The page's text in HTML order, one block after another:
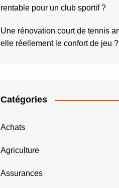
rentable pour un club sportif ?
Une rénovation court de tennis
elle réellement le confort de jeu ?
Catégories
Achats
Agriculture
Assurances